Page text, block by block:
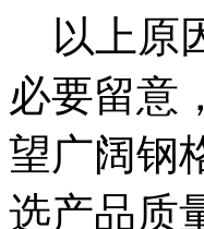
以上原
必要留意
望广阔钢
选产品质